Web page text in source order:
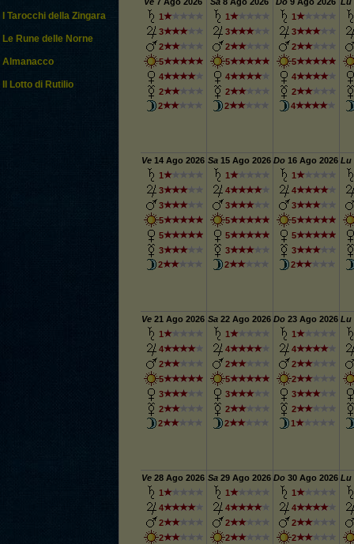
I Tarocchi della Zingara
Le Rune delle Norne
Almanacco
Il Lotto di Rutilio
1
3
2
5
4
2
2
1
3
2
5
4
2
2
1
3
2
5
4
2
4
Ve 14 Ago 2026
1
3
3
5
5
3
2
Sa 15 Ago 2026
1
4
3
5
5
3
2
Do 16 Ago 2026
1
4
3
5
5
3
2
Lu
Ve 21 Ago 2026
1
4
2
5
3
2
2
Sa 22 Ago 2026
1
4
2
5
3
2
2
Do 23 Ago 2026
1
4
2
2
3
2
1
Lu
Ve 28 Ago 2026
1
4
2
2
Sa 29 Ago 2026
1
4
2
2
Do 30 Ago 2026
1
4
2
2
Lu